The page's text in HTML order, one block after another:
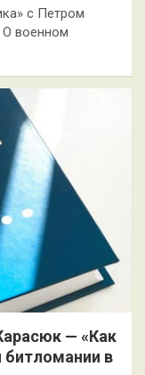
с Петром
военном
— «Как
в